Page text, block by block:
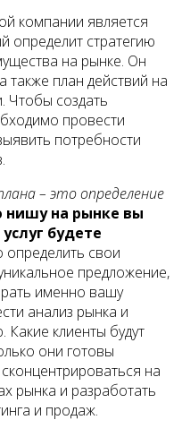
компании является
определит стратегию
на рынке. Он
также план действий на
Чтобы создать
провести
потребности
– это определение
нишу на рынке вы
будете
свои
предложение,
именно вашу
анализ рынка и
клиенты будут
они готовы
на
рынка и разработать
и продаж.